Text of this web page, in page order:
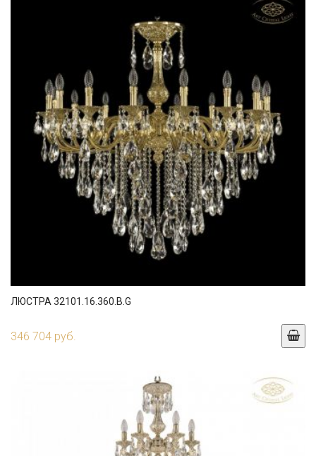
ЛЮСТРА 32101.16.360.B.G
346 704 руб.